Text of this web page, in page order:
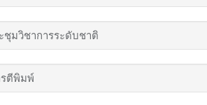
ชุมวิชาการระดับชาติ
รตีพิมพ์